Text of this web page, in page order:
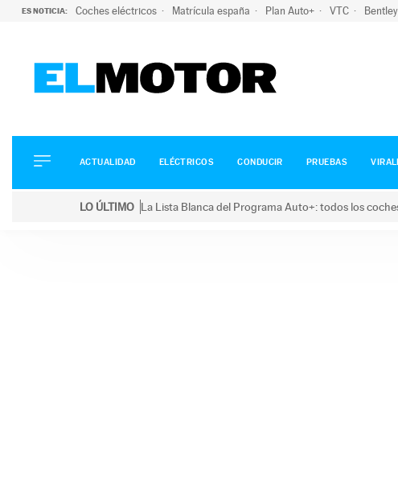
ES NOTICIA: Coches eléctricos Matrícula españa Plan Auto+ VTC Bentley
ELÉCTRICOS
CONDUCIR
ACTUALIDAD ELÉCTRICOS CONDUCIR PRUEBAS
LO ÚLTIMO La Lista Blanca del Programa Auto+: todos los